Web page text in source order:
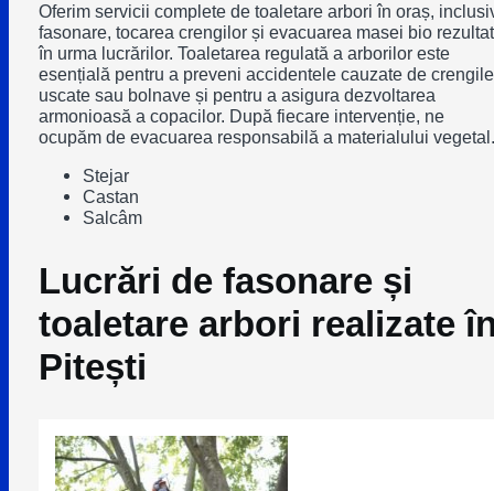
Oferim servicii complete de toaletare arbori în oraș,
fasonare, tocarea crengilor și evacuarea masei bio
în urma lucrărilor. Toaletarea regulată a arborilor este
esențială pentru a preveni accidentele cauzate de crengile
uscate sau bolnave și pentru a asigura dezvoltarea
armonioasă a copacilor. După fiecare intervenție, ne
ocupăm de evacuarea responsabilă a materialului vegetal.
Stejar
Castan
Salcâm
Lucrări de fasonare și
toaletare arbori realizate
Pitești